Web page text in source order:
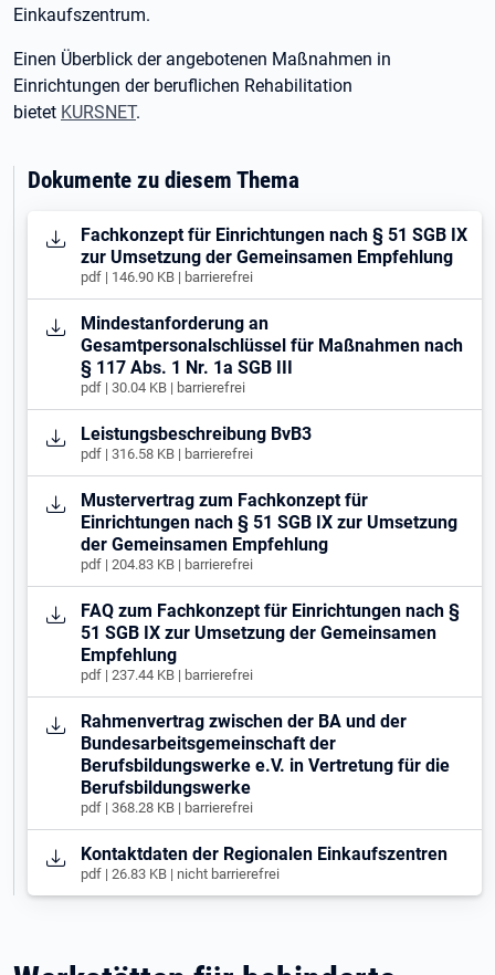
Einkaufszentrum.
Einen Überblick der angebotenen Maßnahmen in
Einrichtungen der beruflichen Rehabilitation
bietet KURSNET.
Dokumente zu diesem Thema
Öffnet in neuem Tab
Fachkonzept für Einrichtungen nach § 51 SGB IX
zur Umsetzung der Gemeinsamen Empfehlung
pdf | 146.90 KB | barrierefrei
Öffnet in neuem Tab
Mindestanforderung an
Gesamtpersonalschlüssel für Maßnahmen nach
§ 117 Abs. 1 Nr. 1a SGB III
pdf | 30.04 KB | barrierefrei
Öffnet in neuem Tab
Leistungsbeschreibung BvB3
pdf | 316.58 KB | barrierefrei
Öffnet in neuem Tab
Mustervertrag zum Fachkonzept für
Einrichtungen nach § 51 SGB IX zur Umsetzung
der Gemeinsamen Empfehlung
pdf | 204.83 KB | barrierefrei
Öffnet in neuem Tab
FAQ zum Fachkonzept für Einrichtungen nach §
51 SGB IX zur Umsetzung der Gemeinsamen
Empfehlung
pdf | 237.44 KB | barrierefrei
Öffnet in neuem Tab
Rahmenvertrag zwischen der BA und der
Bundesarbeitsgemeinschaft der
Berufsbildungswerke e.V. in Vertretung für die
Berufsbildungswerke
pdf | 368.28 KB | barrierefrei
Öffnet in neuem Tab
Kontaktdaten der Regionalen Einkaufszentren
pdf | 26.83 KB | nicht barrierefrei